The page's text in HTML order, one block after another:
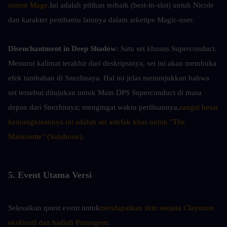
sistem Mage.Ini adalah pilihan terbaik (best-in-slot) untuk Nicole
dan karakter pembantu lainnya dalam arketipe Magic-user.
Disenchantment in Deep Shadow: Satu set khusus Superconduct.
Menurut kalimat terakhir dari deskripsinya, set ini akan membuka
efek tambahan di Snezhnaya. Hal ini jelas menunjukkan bahwa
set tersebut ditujukan untuk Main DPS Superconduct di masa
depan dari Snezhnaya; mengingat waktu perilisannya,sangat besar
kemungkinannya ini adalah set artefak khas untuk "The
Marionette" (Sandrone).
5. Event Utama Versi
Selesaikan quest event untukmendapatkan skin senjata Claymore
eksklusif dan hadiah Primogem.